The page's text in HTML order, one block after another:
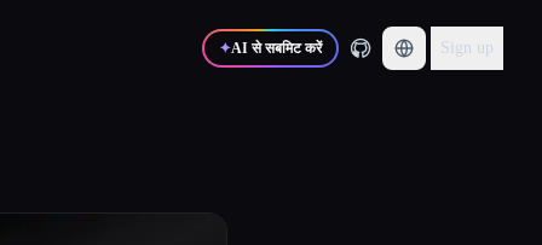
✦AI से सबमिट करें Sign up